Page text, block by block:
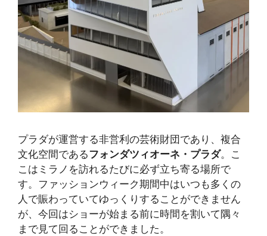
プラダが運営する非営利の芸術財団であり、複合
文化空間であるフォンダツィオーネ・プラダ。こ
こはミラノを訪れるたびに必ず立ち寄る場所で
す。ファッションウィーク期間中はいつも多くの
人で賑わっていてゆっくりすることができません
が、今回はショーが始まる前に時間を割いて隅々
まで見て回ることができました。